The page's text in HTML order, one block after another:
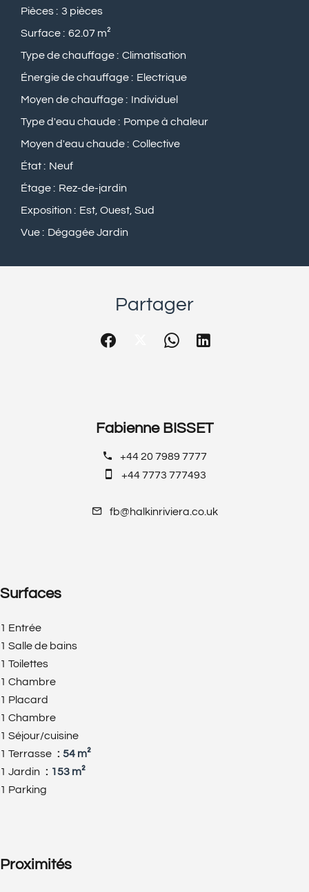
Pièces
3 pièces
Surface
62.07 m²
Type de chauffage
Climatisation
Énergie de chauffage
Electrique
Moyen de chauffage
Individuel
Type d'eau chaude
Pompe à chaleur
Moyen d'eau chaude
Collective
État
Neuf
Étage
Rez-de-jardin
Exposition
Est, Ouest, Sud
Vue
Dégagée Jardin
Partager
Fabienne BISSET
+44 20 7989 7777
+44 7773 777493
fb@halkinriviera.co.uk
Surfaces
1 Entrée
1 Salle de bains
1 Toilettes
1 Chambre
1 Placard
1 Chambre
1 Séjour/cuisine
1 Terrasse
54 m²
1 Jardin
153 m²
1 Parking
Proximités